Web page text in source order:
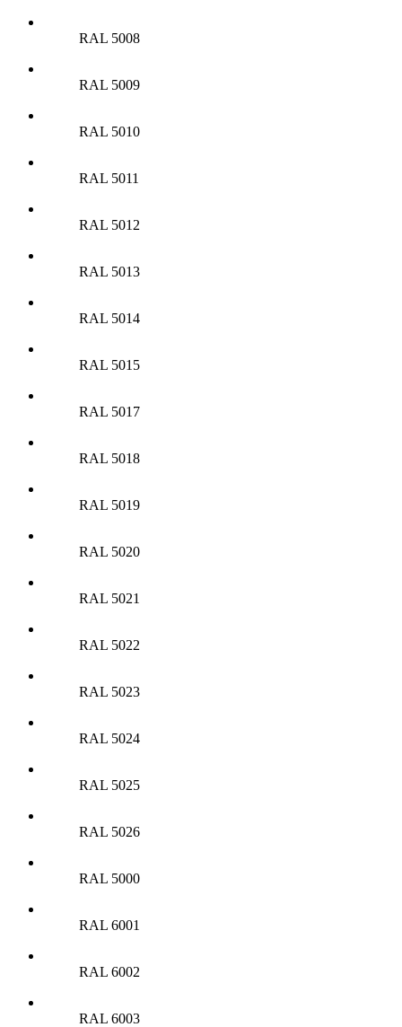
RAL 5008
RAL 5009
RAL 5010
RAL 5011
RAL 5012
RAL 5013
RAL 5014
RAL 5015
RAL 5017
RAL 5018
RAL 5019
RAL 5020
RAL 5021
RAL 5022
RAL 5023
RAL 5024
RAL 5025
RAL 5026
RAL 5000
RAL 6001
RAL 6002
RAL 6003